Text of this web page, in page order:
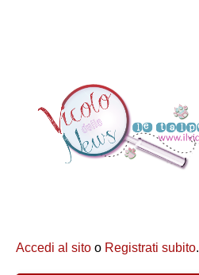
Accedi al sito o Registrati subito.